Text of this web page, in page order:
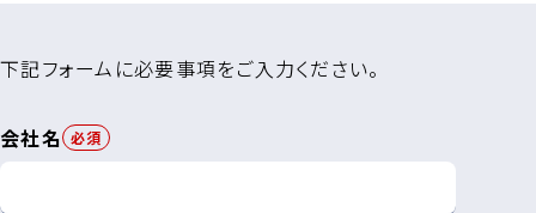
下記フォームに必要事項をご入力ください。
会社名 必須